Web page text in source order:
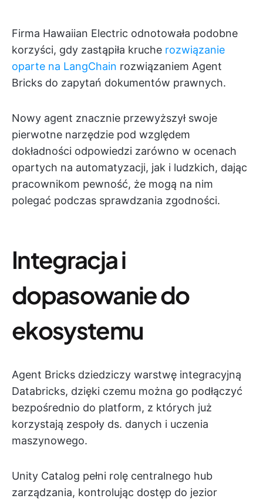
Firma Hawaiian Electric odnotowała podobne
korzyści, gdy zastąpiła kruche rozwiązanie
oparte na LangChain rozwiązaniem Agent
Bricks do zapytań dokumentów prawnych.
Nowy agent znacznie przewyższył swoje
pierwotne narzędzie pod względem
dokładności odpowiedzi zarówno w ocenach
opartych na automatyzacji, jak i ludzkich, dając
pracownikom pewność, że mogą na nim
polegać podczas sprawdzania zgodności.
Integracja i
dopasowanie do
ekosystemu
Agent Bricks dziedziczy warstwę integracyjną
Databricks, dzięki czemu można go podłączyć
bezpośrednio do platform, z których już
korzystają zespoły ds. danych i uczenia
maszynowego.
Unity Catalog pełni rolę centralnego hub
zarządzania, kontrolując dostęp do jezior